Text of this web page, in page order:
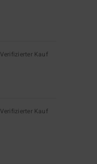
Verifizierter Kauf
Verifizierter Kauf